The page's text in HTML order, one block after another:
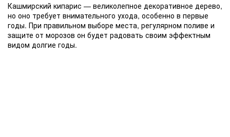
Кашмирский кипарис — великолепное декоративное дерево,
но оно требует внимательного ухода, особенно в первые
годы. При правильном выборе места, регулярном поливе и
защите от морозов он будет радовать своим эффектным
видом долгие годы.